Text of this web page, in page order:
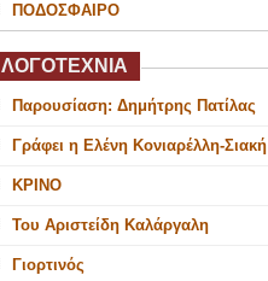
ΠΟΔΟΣΦΑΙΡΟ
ΛΟΓΟΤΕΧΝΙΑ
Παρουσίαση: Δημήτρης Πατίλας
Γράφει η Ελένη Κονιαρέλλη-Σιακή
ΚΡΙΝΟ
Του Αριστείδη Καλάργαλη
Γιορτινός